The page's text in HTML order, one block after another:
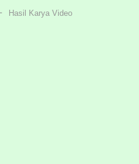
Hasil Karya Video